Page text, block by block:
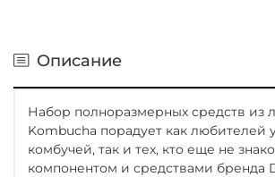
Описание
Набор полноразмерных средств из
Kombucha порадует как любителей
комбучей, так и тех, кто еще не
компонентом и средствами бренда